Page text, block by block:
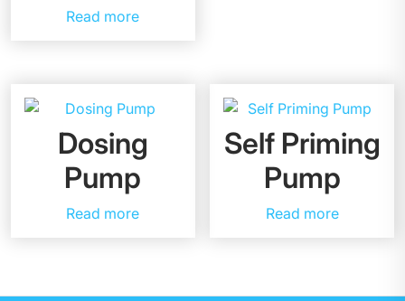
Read more
Dosing
Pump
Read more
Self Priming
Pump
Read more